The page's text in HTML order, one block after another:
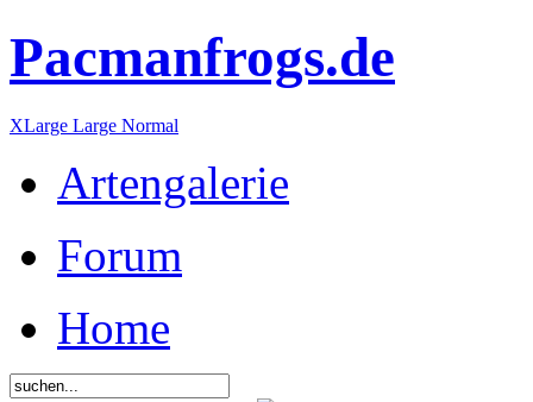
Pacmanfrogs.de
XLarge Large Normal
Artengalerie
Forum
Home